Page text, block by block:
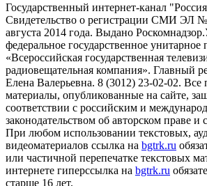
Государственный интернет-канал
Cвидетельство о регистрации СМИ ЭЛ
августа 2014 года. Выдано
федеральное государственное унитарное
«Всероссийская государственная
радиовещательная компания». Главный
Елена Валерьевна. 8 (3012) 23-02-02.
материалы, опубликованные на сайте,
соответствии с российским и
законодательством об авторском праве
При любом использовании текстовых,
видеоматериалов ссылка на bgtrk.ru
или частичной перепечатке текстовых
интернете гиперссылка на bgtrk.ru
старше 16 лет.